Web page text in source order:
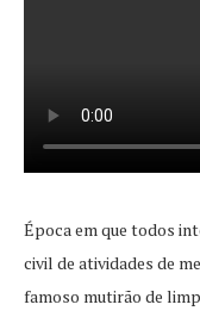
Época em que todos
civil de atividades de
famoso mutirão de